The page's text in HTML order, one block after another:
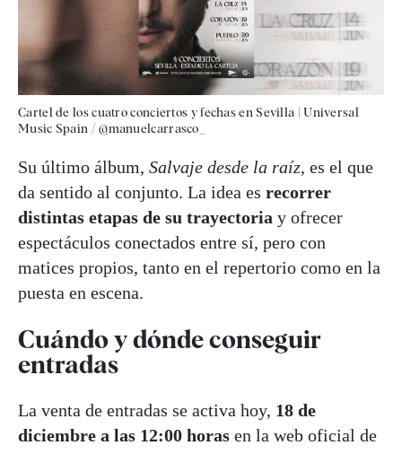
Cartel de los cuatro conciertos y fechas en Sevilla |Universal
Music Spain / @manuelcarrasco_
Su último álbum, Salvaje desde la raíz, es el que
da sentido al conjunto. La idea es recorrer
distintas etapas de su trayectoria y ofrecer
espectáculos conectados entre sí, pero con
matices propios, tanto en el repertorio como en la
puesta en escena.
Cuándo y dónde conseguir
entradas
La venta de entradas se activa hoy, 18 de
diciembre a las 12:00 horas en la web oficial de